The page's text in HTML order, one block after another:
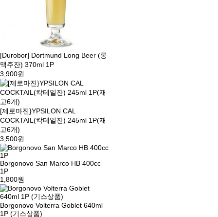
[Durobor] Dortmund Long Beer (롱
맥주잔) 370ml 1P
3,900원
[제로마진}YPSILON CAL
COCKTAIL(칵테일잔) 245ml 1P(재
고6개)
3,500원
Borgonovo San Marco HB 400cc
1P
1,800원
Borgonovo Volterra Goblet 640ml
1P (기스상품)